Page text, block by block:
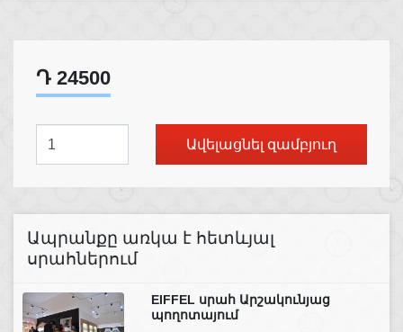
Դ 24500
Ավելացնել զամբյուղ
Ապրանքը առկա է հետևյալ
սրահներում
EIFFEL սրահ Արշակունյաց
պողոտայում